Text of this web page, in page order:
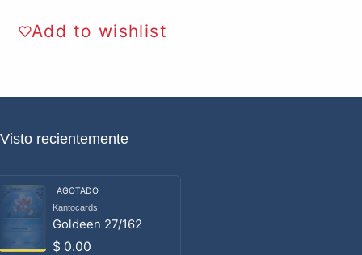
Add to wishlist
Visto recientemente
AGOTADO
Proveedor:
Kantocards
Goldeen 27/162
Precio habitual
$ 0.00